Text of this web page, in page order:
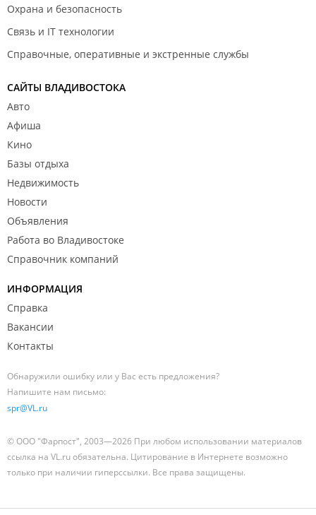
Охрана и безопасность
Связь и IT технологии
Справочные, оперативные и экстренные службы
САЙТЫ ВЛАДИВОСТОКА
Авто
Афиша
Кино
Базы отдыха
Недвижимость
Новости
Объявления
Работа во Владивостоке
Справочник компаний
ИНФОРМАЦИЯ
Справка
Вакансии
Контакты
Обнаружили ошибку или у Вас есть предложения?
Напишите нам письмо:
spr@VL.ru
© ООО "Фарпост", 2003—2026 При любом использовании материалов
ссылка на VL.ru обязательна. Цитирование в Интернете возможно
только при наличии гиперссылки. Все права защищены.